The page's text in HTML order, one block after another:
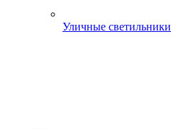
Уличные светильники